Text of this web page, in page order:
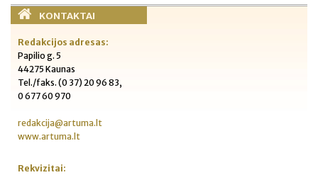
KONTAKTAI
Redakcijos adresas:
Papilio g. 5
44275 Kaunas
Tel./faks. (0 37) 20 96 83,
0 677 60 970
redakcija@artuma.lt
www.artuma.lt
Rekvizitai: